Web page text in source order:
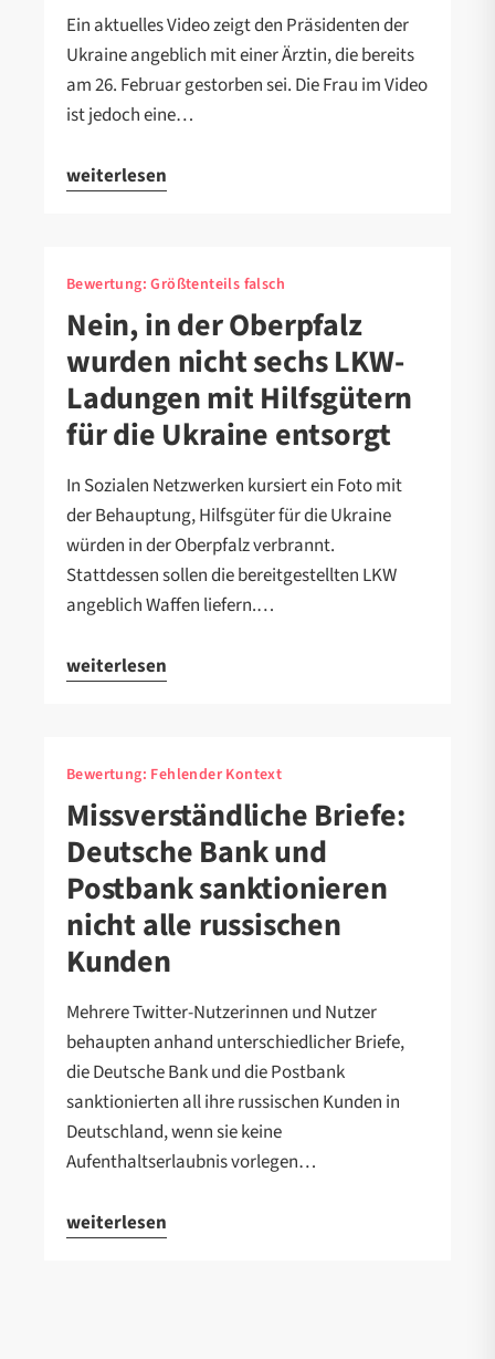
Ein aktuelles Video zeigt den Präsidenten der
Ukraine angeblich mit einer Ärztin, die bereits
am 26. Februar gestorben sei. Die Frau im Video
ist jedoch eine…
weiterlesen
Bewertung:Größtenteils falsch
Nein, in der Oberpfalz
wurden nicht sechs LKW-
Ladungen mit Hilfsgütern
für die Ukraine entsorgt
In Sozialen Netzwerken kursiert ein Foto mit
der Behauptung, Hilfsgüter für die Ukraine
würden in der Oberpfalz verbrannt.
Stattdessen sollen die bereitgestellten LKW
angeblich Waffen liefern.…
weiterlesen
Bewertung: Fehlender Kontext
Missverständliche Briefe:
Deutsche Bank und
Postbank sanktionieren
nicht alle russischen
Kunden
Mehrere Twitter-Nutzerinnen und Nutzer
behaupten anhand unterschiedlicher Briefe,
die Deutsche Bank und die Postbank
sanktionierten all ihre russischen Kunden in
Deutschland, wenn sie keine
Aufenthaltserlaubnis vorlegen…
weiterlesen